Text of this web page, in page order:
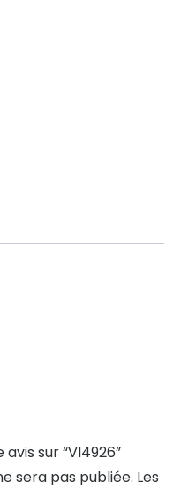
sur “VI4926”
sera pas publiée. Les